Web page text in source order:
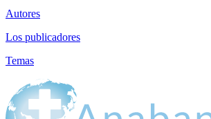
Autores
Los publicadores
Temas